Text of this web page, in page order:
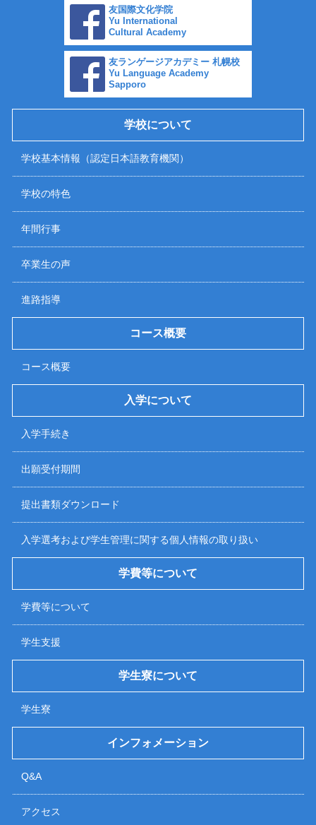
友国際文化学院
Yu International
Cultural Academy
友ランゲージアカデミー 札幌校
Yu Language Academy
Sapporo
学校について
学校基本情報（認定日本語教育機関）
学校の特色
年間行事
卒業生の声
進路指導
コース概要
コース概要
入学について
入学手続き
出願受付期間
提出書類ダウンロード
入学選考および学生管理に関する個人情報の取り扱い
学費等について
学費等について
学生支援
学生寮について
学生寮
インフォメーション
Q&A
アクセス